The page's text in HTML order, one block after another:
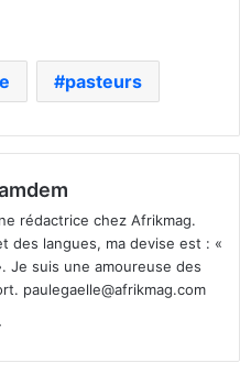
pasteurs
rédactrice chez Afrikmag.
des langues, ma devise est : «
Je suis une amoureuse des
paulegaelle@afrikmag.com